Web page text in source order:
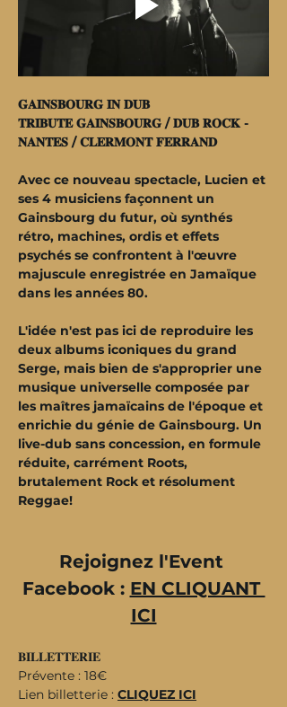
𝐆𝐀𝐈𝐍𝐒𝐁𝐎𝐔𝐑𝐆 𝐈𝐍 𝐃𝐔𝐁​
𝐓𝐑𝐈𝐁𝐔𝐓𝐄 𝐆𝐀𝐈𝐍𝐒𝐁𝐎𝐔𝐑𝐆 / 𝐃𝐔𝐁 𝐑𝐎𝐂𝐊​ -
𝐍𝐀𝐍𝐓𝐄𝐒 / 𝐂𝐋𝐄𝐑𝐌𝐎𝐍𝐓 𝐅𝐄𝐑𝐑𝐀𝐍𝐃
Avec ce nouveau spectacle, Lucien et
ses 4 musiciens façonnent un
Gainsbourg du futur, où synthés
rétro, machines, ordis et effets
psychés se confrontent à l'œuvre
majuscule enregistrée en Jamaïque
dans les années 80.
L'idée n'est pas ici de reproduire les
deux albums iconiques du grand
Serge, mais bien de s'approprier une
musique universelle composée par
les maîtres jamaïcains de l'époque et
enrichie du génie de Gainsbourg. Un
live-dub sans concession, en formule
réduite, carrément Roots,
brutalement Rock et résolument
Reggae!
Rejoignez l'Event
Facebook : EN CLIQUANT
ICI
𝐁𝐈𝐋𝐋𝐄𝐓𝐓𝐄𝐑𝐈𝐄
Prévente : 18€
Lien billetterie : CLIQUEZ ICI